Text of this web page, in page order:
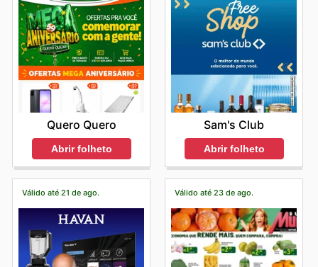
Quero Quero
Abrir folheto
Sam's Club
Abrir folheto
Válido até 21 de ago. Válido até 23 de ago.